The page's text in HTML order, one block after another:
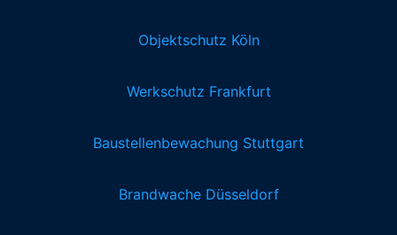
Objektschutz Köln
Werkschutz Frankfurt
Baustellenbewachung Stuttgart
Brandwache Düsseldorf